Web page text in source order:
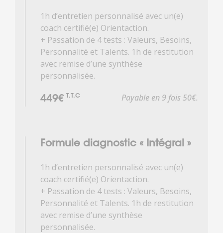
1h d’entretien personnalisé avec un(e)
coach certifié(e) Orientaction.
+ Passation de 4 tests : Valeurs, Besoins,
Personnalité et Talents. 1h de restitution
avec remise d’une synthèse
personnalisée.
449€ T.T.C Payable en 9 fois 50€.
Formule diagnostic « Intégral »
1h d’entretien personnalisé avec un(e)
coach certifié(e) Orientaction.
+ Passation de 4 tests : Valeurs, Besoins,
Personnalité et Talents. 1h de restitution
avec remise d’une synthèse
personnalisée.